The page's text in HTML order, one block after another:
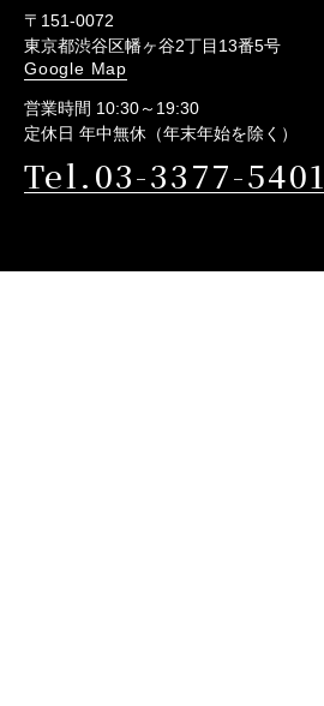
〒151-0072
東京都渋谷区幡ヶ谷2丁目13番5号
Google Map
営業時間 10:30～19:30
定休日 年中無休（年末年始を除く）
Tel.03-3377-5401